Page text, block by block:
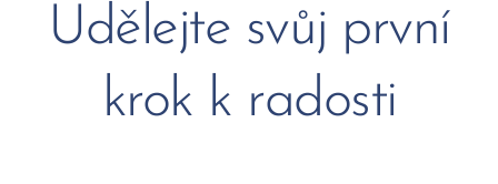
Udělejte svůj první
krok k radosti